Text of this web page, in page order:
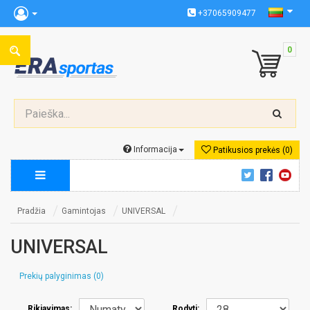
+37065909477
0
Patikusios prekės (0)
Informacija
Pradžia Gamintojas UNIVERSAL
UNIVERSAL
Prekių palyginimas (0)